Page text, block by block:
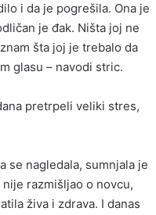
i da je pogrešila. Ona je
je đak. Ništa joj ne
šta joj je trebalo da
glasu – navodi stric.
pretrpeli veliki stres,
se nagledala, sumnjala je
razmišljao o novcu,
živa i zdrava. I danas